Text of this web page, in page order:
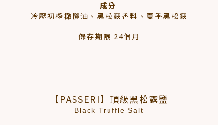
成分
冷壓初榨橄欖油、黑松露香料、夏季黑松露
保存期限 24個月
【PASSERI】頂級黑松露鹽
Black Truffle Salt